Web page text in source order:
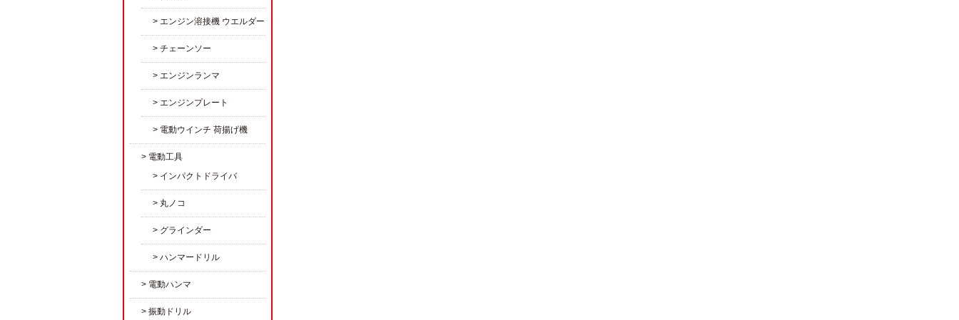
エンジン溶接機 ウエルダー
チェーンソー
エンジンランマ
エンジンプレート
電動ウインチ 荷揚げ機
電動工具
インパクトドライバ
丸ノコ
グラインダー
ハンマードリル
電動ハンマ
振動ドリル